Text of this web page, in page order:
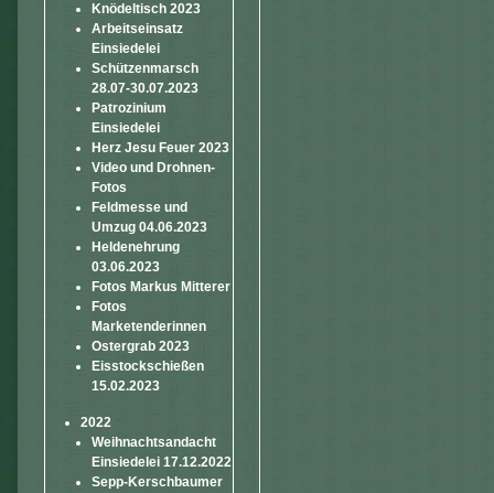
Knödeltisch 2023
Arbeitseinsatz
Einsiedelei
Schützenmarsch
28.07-30.07.2023
Patrozinium
Einsiedelei
Herz Jesu Feuer 2023
Video und Drohnen-
Fotos
Feldmesse und
Umzug 04.06.2023
Heldenehrung
03.06.2023
Fotos Markus Mitterer
Fotos
Marketenderinnen
Ostergrab 2023
Eisstockschießen
15.02.2023
2022
Weihnachtsandacht
Einsiedelei 17.12.2022
Sepp-Kerschbaumer